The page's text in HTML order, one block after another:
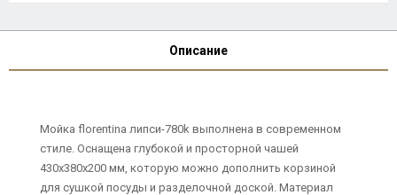
Описание
Мойка florentina липси-780k выполнена в современном
стиле. Оснащена глубокой и просторной чашей
430х380х200 мм, которую можно дополнить корзиной
для сушкой посуды и разделочной доской. Материал